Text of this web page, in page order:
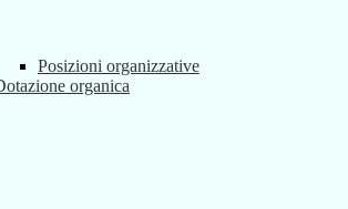
Posizioni organizzative
organica